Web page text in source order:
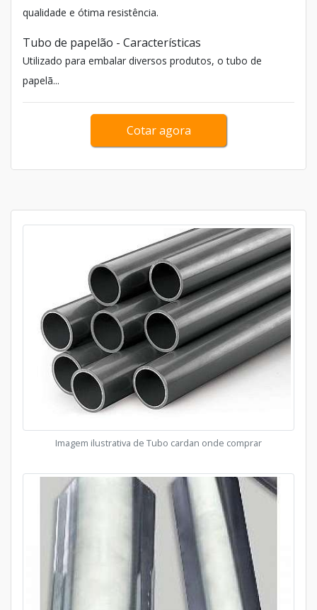
qualidade e ótima resistência.
Tubo de papelão - Características
Utilizado para embalar diversos produtos, o tubo de
papelã...
Cotar agora
Imagem ilustrativa de Tubo cardan onde comprar